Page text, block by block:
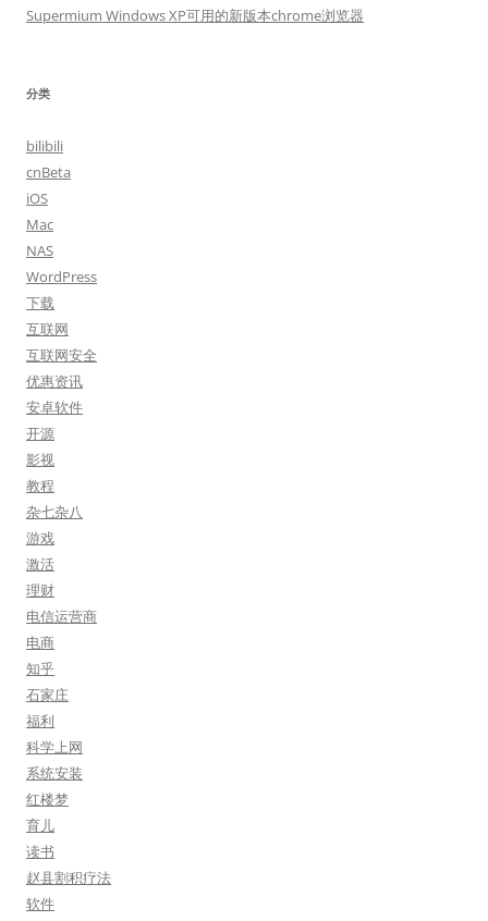
Supermium Windows XP可用的新版本chrome浏览器
分类
bilibili
cnBeta
iOS
Mac
NAS
WordPress
下载
互联网
互联网安全
优惠资讯
安卓软件
开源
影视
教程
杂七杂八
游戏
激活
理财
电信运营商
电商
知乎
石家庄
福利
科学上网
系统安装
红楼梦
育儿
读书
赵县割积疗法
软件